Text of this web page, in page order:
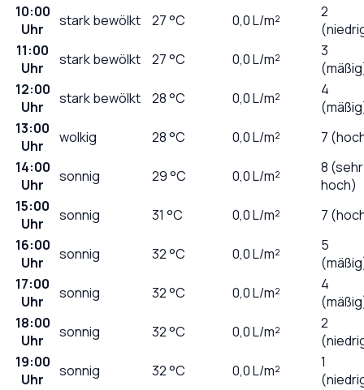
10:00
Uhr
stark bewölkt 27°C 0,0L/m²
2
11:00
Uhr
stark bewölkt 27°C 0,0L/m²
3
12:00
Uhr
stark bewölkt 28°C 0,0L/m²
4
13:00
Uhr
wolkig 28°C 0,0L/m²
7
14:00
Uhr
sonnig 29°C 0,0L/m²
8 (sehr
hoch)
15:00
Uhr
sonnig 31 °C 0,0L/m²
7
16:00
Uhr
sonnig 32°C 0,0L/m²
5
17:00
Uhr
sonnig 32°C 0,0L/m²
4
18:00
Uhr
sonnig 32°C 0,0L/m²
2
19:00
Uhr
sonnig 32°C 0,0L/m²
1